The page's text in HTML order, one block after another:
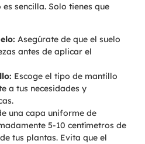
sencilla. Solo tienes que
Asegúrate de que el suelo
antes de aplicar el
Escoge el tipo de mantillo
a tus necesidades y
una capa uniforme de
5-10 centímetros de
tus plantas. Evita que el